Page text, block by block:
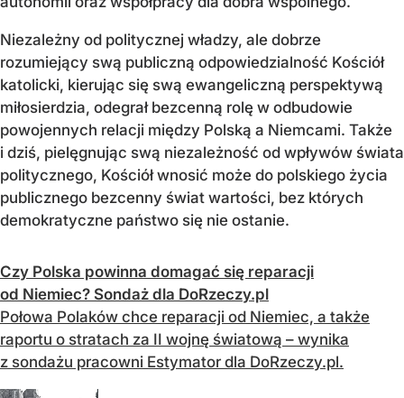
Niezależny od politycznej władzy, ale dobrze
rozumiejący swą publiczną odpowiedzialność Kościół
katolicki, kierując się swą ewangeliczną perspektywą
miłosierdzia, odegrał bezcenną rolę w odbudowie
powojennych relacji między Polską a Niemcami. Także
i dziś, pielęgnując swą niezależność od wpływów świata
politycznego, Kościół wnosić może do polskiego życia
publicznego bezcenny świat wartości, bez których
demokratyczne państwo się nie ostanie.
Czy Polska powinna domagać się reparacji
od Niemiec? Sondaż dla DoRzeczy.pl
Połowa Polaków chce reparacji od Niemiec, a także
raportu o stratach za II wojnę światową – wynika
z sondażu pracowni Estymator dla DoRzeczy.pl.